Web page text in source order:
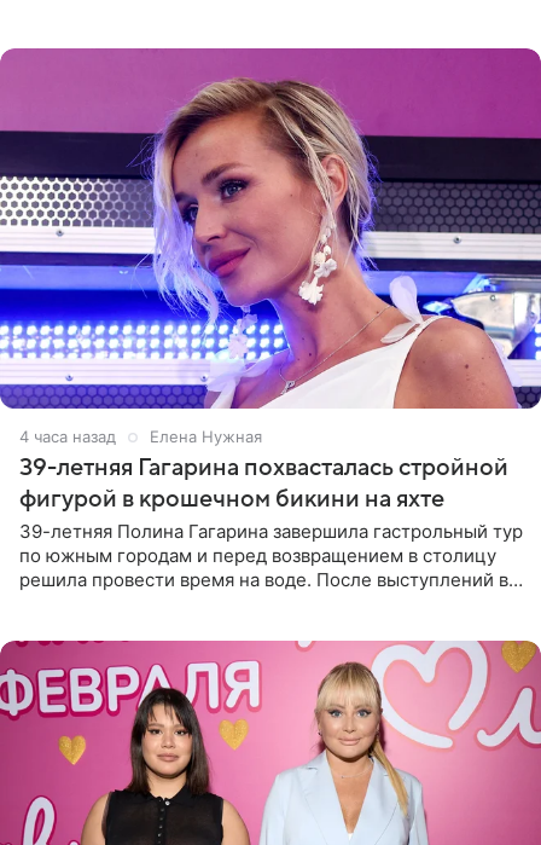
4 часа назад Елена Нужная
39-летняя Гагарина похвасталась стройной
фигурой в крошечном бикини на яхте
39-летняя Полина Гагарина завершила гастрольный тур
по южным городам и перед возвращением в столицу
решила провести время на воде. После выступлений в